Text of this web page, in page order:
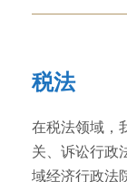
税法
在税法领域，
关、诉讼行政
域经济行政法